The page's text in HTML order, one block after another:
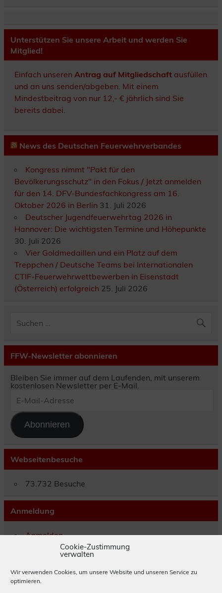
Cookie-Zustimmung
verwalten
Wir verwenden Cookies, um unsere Website und unseren Service zu
optimieren.
Unterstützen Sie unsere Arbeit und werden Sie
Mitglied!
Einfach unseren Antrag auf Mitgliedschaftausfüllen
und an uns senden/abgeben. Mit einem
Mindestbeitrag von nur 12,- € jährlich sind Sie
bereits dabei.
News des Deutschen Feuerwehrverbandes
Kongress nimmt "Pakt für den
Bevölkerungsschutz" in den Fokus / Jetzt anmelden
für den 14. DFV-Bundesfachkongress am 16.
Oktober 2026 in Berlin 31. Juli 2026
Deutscher Jugendfeuerwehrtag 2026 in
Hannover: Die wichtigsten Termine und Höhepunkte
30. Juli 2026
Vier Goldmedaillen und ein Platz auf dem
Treppchen / Deutsche Teams bei Internationalen
CTIF-Feuerwehrwettbewerben in Eisenstadt
(Österreich) erfolgreich 25. Juli 2026
FFW-Newsletter abonnieren
Bleiben Sie immer auf dem Laufenden, mit unserem
kostenlosen Newsletter per E-Mail.
Mail-
Abonnieren
Webseitenbesuche
73.732 Besuche
Anmeldung
Anmelden
Eintrags-Feed
Kommentar-Feed
WordPress.org